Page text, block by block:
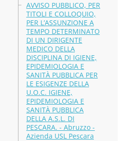
AVVISO PUBBLICO, PER
TITOLI E COLLOQUIO,
PER L’ASSUNZIONE A
TEMPO DETERMINATO
DI UN DIRIGENTE
MEDICO DELLA
DISCIPLINA DI IGIENE,
EPIDEMIOLOGIA E
SANITÀ PUBBLICA PER
LE ESIGENZE DELLA
U.O.C. IGIENE,
EPIDEMIOLOGIA E
SANITÀ PUBBLICA
DELLA A.S.L. DI
PESCARA. - Abruzzo -
Azienda USL Pescara